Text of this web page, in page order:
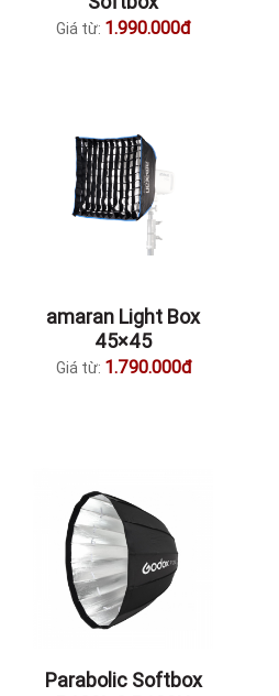
Giá từ: 1.990.000đ
amaran Light Box
45×45
Giá từ: 1.790.000đ
Parabolic Softbox